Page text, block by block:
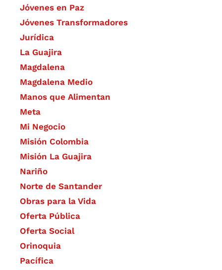
Jóvenes en Paz
Jóvenes Transformadores
Jurídica
La Guajira
Magdalena
Magdalena Medio
Manos que Alimentan
Meta
Mi Negocio
Misión Colombia
Misión La Guajira
Nariño
Norte de Santander
Obras para la Vida
Oferta Pública
Oferta Social​​
Orinoquia
Pacífica